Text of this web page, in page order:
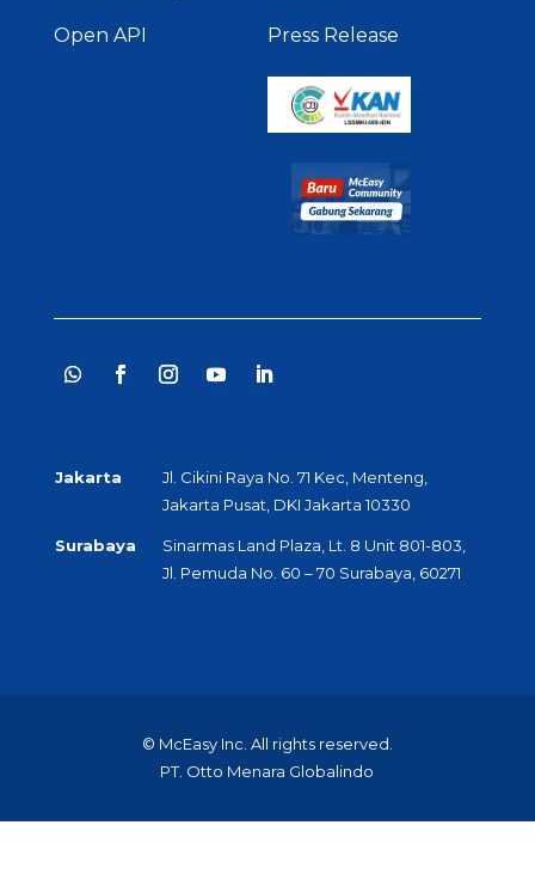
Open API Press Release
Jakarta
Jl. Cikini Raya No. 71 Kec, Menteng,
Jakarta Pusat, DKI Jakarta 10330
Surabaya
Sinarmas Land Plaza, Lt. 8 Unit 801-803,
Jl. Pemuda No. 60 – 70 Surabaya, 60271
© McEasy Inc. All rights reserved.
PT. Otto Menara Globalindo